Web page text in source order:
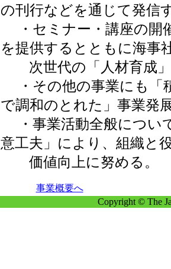
の刊行などを通じて発信
・セミナー・講座の開
を提供するとともに海事
次世代の「人材育成」
・その他の事業にも「
で調和のとれた」事業発
・事業活動全般につい
意工夫」により、組織と
価値向上に努める。
事業概要へ
Copyright © The